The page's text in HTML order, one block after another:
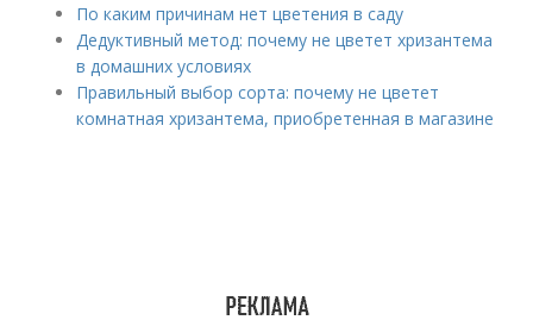
По каким причинам нет цветения в саду
Дедуктивный метод: почему не цветет хризантема
в домашних условиях
Правильный выбор сорта: почему не цветет
комнатная хризантема, приобретенная в магазине